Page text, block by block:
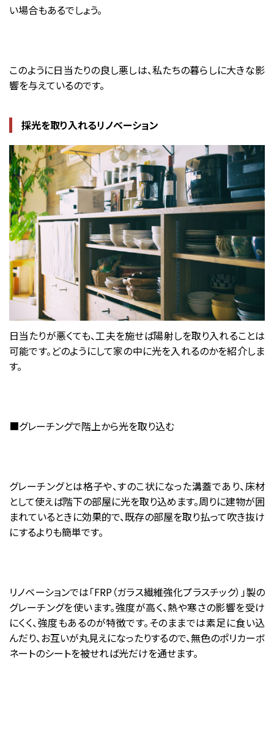
い場合もあるでしょう。
このように日当たりの良し悪しは、私たちの暮らしに大きな影
響を与えているのです。
採光を取り入れるリノベーション
日当たりが悪くても、工夫を施せば陽射しを取り入れることは
可能です。どのようにして家の中に光を入れるのかを紹介しま
す。
■グレーチングで階上から光を取り込む
グレーチングとは格子や、すのこ状になった溝蓋であり、床材
として使えば階下の部屋に光を取り込めます。周りに建物が囲
まれているときに効果的で、既存の部屋を取り払って吹き抜け
にするよりも簡単です。
リノベーションでは「FRP（ガラス繊維強化プラスチック）」製の
グレーチングを使います。強度が高く、熱や寒さの影響を受け
にくく、強度もあるのが特徴です。そのままでは素足に食い込
んだり、お互いが丸見えになったりするので、無色のポリカーボ
ネートのシートを被せれば光だけを通せます。